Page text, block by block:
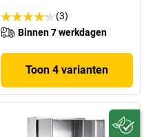
(3)
Binnen 7 werkdagen
Toon 4 varianten